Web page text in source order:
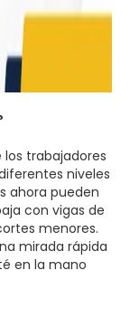
trabajadores
niveles
ahora pueden
con vigas de
menores.
mirada rápida
en la mano